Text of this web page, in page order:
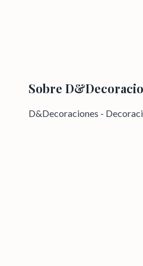
Sobre
D&Decoraciones -